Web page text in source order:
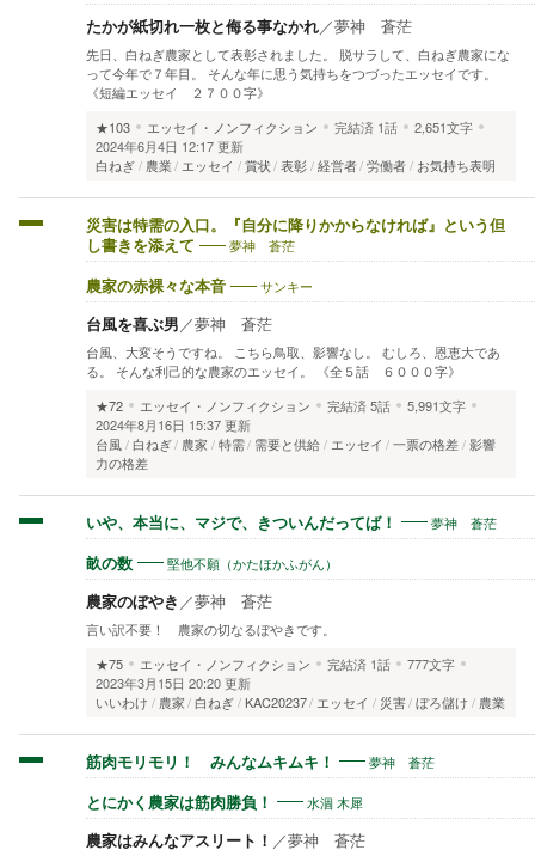
たかが紙切れ一枚と侮る事なかれ／夢神 蒼茫
先日、白ねぎ農家として表彰されました。 脱サラして、白ねぎ農家にな
って今年で７年目。 そんな年に思う気持ちをつづったエッセイです。
《短編エッセイ ２７００字》
★103
エッセイ・ノンフィクション 完結済 1話
2,651文字
2024年6月4日 12:17 更新
白ねぎ
農業 エッセイ 賞状 表彰 経営者 労働者 お気持ち表明
災害は特需の入口。『自分に降りかからなければ』という但
し書きを添えて
夢神 蒼茫
農家の赤裸々な本音 サンキー
台風を喜ぶ男／夢神 蒼茫
台風、大変そうですね。 こちら鳥取、影響なし。 むしろ、恩恵大であ
る。 そんな利己的な農家のエッセイ。 《全５話 ６０００字》
★72
エッセイ・ノンフィクション 完結済5話
5,991文字
2024年8月16日 15:37 更新
台風
白ねぎ 農家 特需 需要と供給 エッセイ 一票の格差 影響
力の格差
いや、本当に、マジで、きついんだってば！ 夢神 蒼茫
畝の数 堅他不願（かたほかふがん）
農家のぼやき ／夢神 蒼茫
言い訳不要！ 農家の切なるぼやきです。
★75
エッセイ・ノンフィクション 完結済 1話
777文字
2023年3月15日 20:20 更新
いいわけ
農家 白ねぎ KAC20237 エッセイ 災害 ぼろ儲け 農業
筋肉モリモリ！ みんなムキムキ！ 夢神 蒼茫
とにかく農家は筋肉勝負！ 水涸 木犀
農家はみんなアスリート！ ／夢神 蒼茫